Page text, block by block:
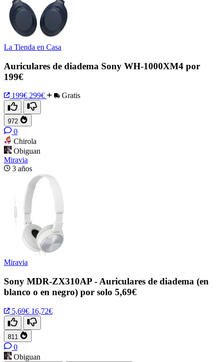
La Tienda en Casa
Auriculares de diadema Sony WH-1000XM4 por
199€
199€ 299€ Gratis
972
0
Chirola
Obiguan
Miravia
3 años
Miravia
Sony MDR-ZX310AP - Auriculares de diadema (en
blanco o en negro) por solo 5,69€
5,69€ 16,72€
811
0
Obiguan